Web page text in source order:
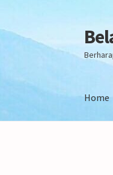
Skip
to
Skip
to
Home